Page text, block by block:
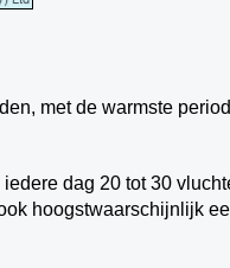
met de warmste
dag 20 tot 30
hoogstwaarschijnlijk